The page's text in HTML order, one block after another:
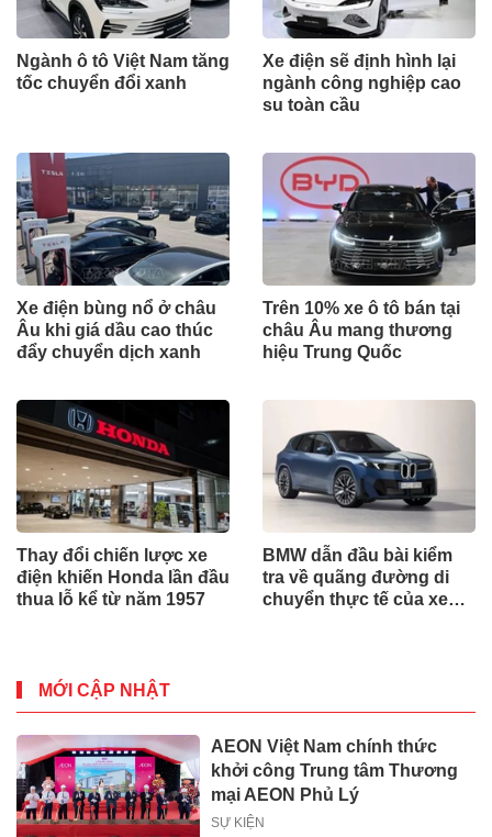
Ngành ô tô Việt Nam tăng
tốc chuyển đổi xanh
Xe điện sẽ định hình lại
ngành công nghiệp cao
su toàn cầu
Xe điện bùng nổ ở châu
Âu khi giá dầu cao thúc
đẩy chuyển dịch xanh
Trên 10% xe ô tô bán tại
châu Âu mang thương
hiệu Trung Quốc
Thay đổi chiến lược xe
điện khiến Honda lần đầu
thua lỗ kể từ năm 1957
BMW dẫn đầu bài kiểm
tra về quãng đường di
chuyển thực tế của xe
MỚI CẬP NHẬT
AEON Việt Nam chính thức
khởi công Trung tâm Thương
mại AEON Phủ Lý
SỰ KIỆN